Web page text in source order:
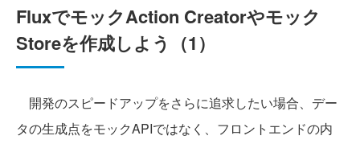
FluxでモックAction Creatorやモック
Storeを作成しよう（1）
開発のスピードアップをさらに追求したい場合、デー
タの生成点をモックAPIではなく、フロントエンドの内